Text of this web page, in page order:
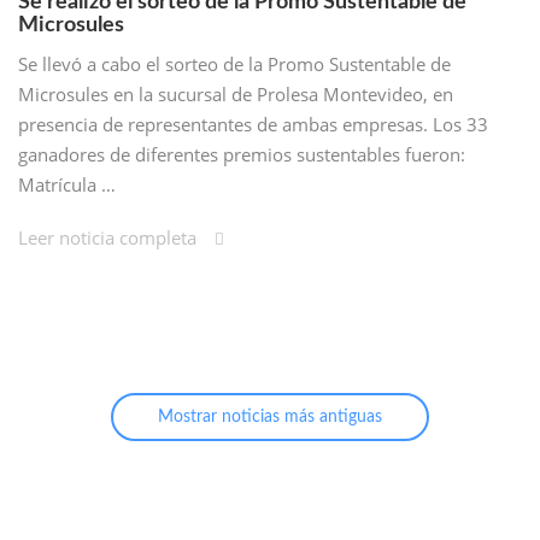
Microsules
Se llevó a cabo el sorteo de la Promo Sustentable de
Microsules en la sucursal de Prolesa Montevideo, en
presencia de representantes de ambas empresas. Los 33
ganadores de diferentes premios sustentables fueron:
Matrícula …
Leer noticia completa
Mostrar noticias más antiguas